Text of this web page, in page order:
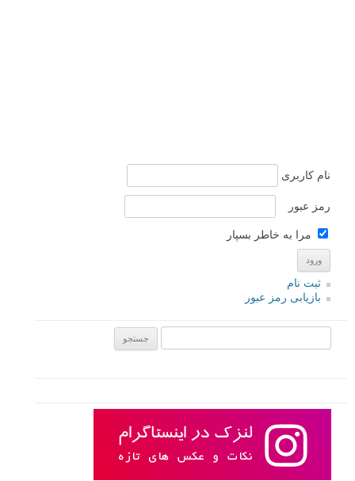
نام کاربری
رمز عبور
مرا به خاطر بسپار
ثبت نام
بازیابی رمز عبور